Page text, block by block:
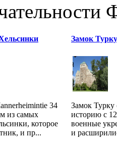
34
из самых
которое
и пр...
Замок
Замок Турку
историю с
военные
и